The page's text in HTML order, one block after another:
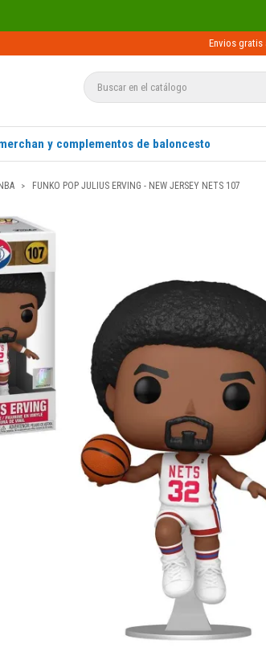
Envios gratis
y complementos de baloncesto
FUNKO POP JULIUS ERVING - NEW JERSEY NETS 107